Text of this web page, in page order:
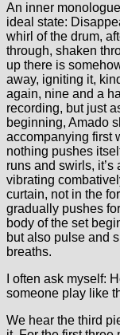
An inner
ideal state:
whirl of the drum,
through, shaken
up there is
away, igniting it,
again, nine and a
recording, but just
beginning, Amado
accompanying first
nothing pushes
runs and swirls,
vibrating
curtain, not in the
gradually pushes
body of the set
but also pulse and
breaths.
I often ask myself:
someone play like
We hear the third